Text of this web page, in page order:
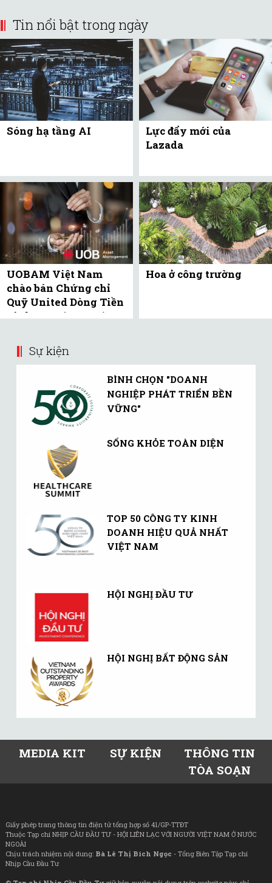
Tin nổi bật trong ngày
Sóng hạ tầng AI
Lực đẩy mới của
Lazada
UOBAM Việt Nam
chào bán Chứng chỉ
Quỹ United Dòng Tiền
Linh Hoạt (UMMF) ra
Hoa ở công trường
Sự kiện
BÌNH CHỌN "DOANH
NGHIỆP PHÁT TRIỂN BỀN
VỮNG"
SỐNG KHỎE TOÀN DIỆN
TOP 50 CÔNG TY KINH
DOANH HIỆU QUẢ NHẤT
VIỆT NAM
HỘI NGHỊ ĐẦU TƯ
HỘI NGHỊ BẤT ĐỘNG SẢN
MEDIA KIT SỰ KIỆN
THÔNG TIN
TÒA SOẠN
Giấy phép trang thông tin điện tử tổng hợp số 41/GP-TTĐT
Thuộc Tạp chí NHỊP CẦU ĐẦU TƯ - HỘI LIÊN LẠC VỚI NGƯỜI VIỆT NAM Ở NƯỚC
NGOÀI
Chịu trách nhiệm nội dung: Bà Lê Thị Bích Ngọc - Tổng Biên Tập Tạp chí
Nhịp Cầu Đầu Tư